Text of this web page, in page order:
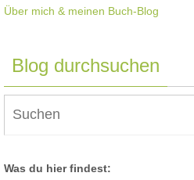
Über mich & meinen Buch-Blog
Blog durchsuchen
Was du hier findest: